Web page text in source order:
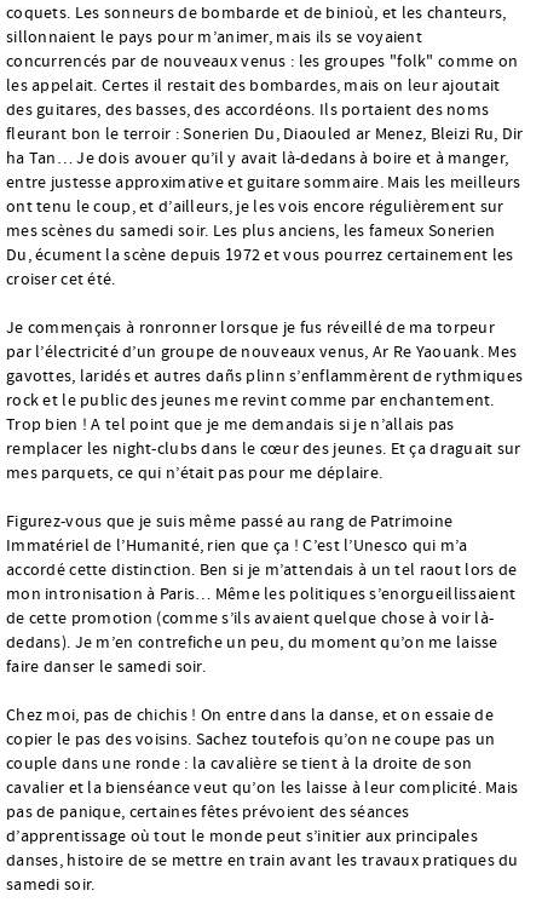
coquets. Les sonneurs de bombarde et de binioù, et les chanteurs,
sillonnaient le pays pour m’animer, mais ils se voyaient
concurrencés par de nouveaux venus : les groupes "folk" comme on
les appelait. Certes il restait des bombardes, mais on leur ajoutait
des guitares, des basses, des accordéons. Ils portaient des noms
fleurant bon le terroir : Sonerien Du, Diaouled ar Menez, Bleizi Ru, Dir
ha Tan… Je dois avouer qu’il y avait là-dedans à boire et à manger,
entre justesse approximative et guitare sommaire. Mais les meilleurs
ont tenu le coup, et d’ailleurs, je les vois encore régulièrement sur
mes scènes du samedi soir. Les plus anciens, les fameux Sonerien
Du, écument la scène depuis 1972 et vous pourrez certainement les
croiser cet été.
Je commençais à ronronner lorsque je fus réveillé de ma torpeur
par l’électricité d’un groupe de nouveaux venus, Ar Re Yaouank. Mes
gavottes, laridés et autres dañs plinn s’enflammèrent de rythmiques
rock et le public des jeunes me revint comme par enchantement.
Trop bien ! A tel point que je me demandais si je n’allais pas
remplacer les night-clubs dans le cœur des jeunes. Et ça draguait sur
mes parquets, ce qui n’était pas pour me déplaire.
Figurez-vous que je suis même passé au rang de Patrimoine
Immatériel de l’Humanité, rien que ça ! C’est l’Unesco qui m’a
accordé cette distinction. Ben si je m’attendais à un tel raout lors de
mon intronisation à Paris… Même les politiques s’enorgueillissaient
de cette promotion (comme s’ils avaient quelque chose à voir là-
dedans). Je m’en contrefiche un peu, du moment qu’on me laisse
faire danser le samedi soir.
Chez moi, pas de chichis ! On entre dans la danse, et on essaie de
copier le pas des voisins. Sachez toutefois qu’on ne coupe pas un
couple dans une ronde : la cavalière se tient à la droite de son
cavalier et la bienséance veut qu’on les laisse à leur complicité. Mais
pas de panique, certaines fêtes prévoient des séances
d’apprentissage où tout le monde peut s’initier aux principales
danses, histoire de se mettre en train avant les travaux pratiques du
samedi soir.